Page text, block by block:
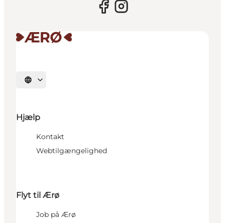
Vælg sprog
Hjælp
Kontakt
Webtilgængelighed
Flyt til Ærø
Job på Ærø